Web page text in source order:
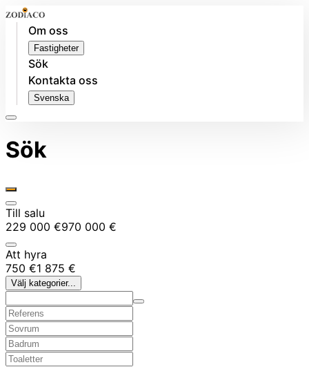
Om oss
Fastigheter
Sök
Kontakta oss
Svenska
Sök
Till salu
229 000 €970 000 €
Att hyra
750 €1 875 €
Välj kategorier...